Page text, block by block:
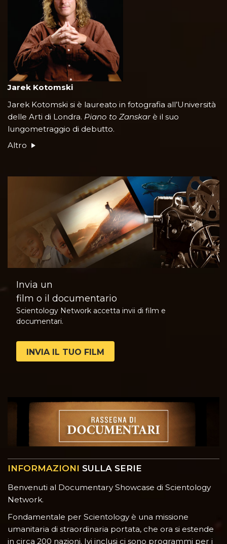
Jarek Kotomski
Jarek Kotomski si è laureato in fotografia all’Università
delle Arti di Londra. Piano to Zanskarè il suo
lungometraggio di debutto.
Altro
Invia un
film o il documentario
Scientology Network accetta invii di film e
documentari.
INVIA IL TUO FILM
INFORMAZIONI SULLA SERIE
Benvenuti al Documentary Showcase di Scientology
Network.
Fondamentale per Scientology è una missione
umanitaria di straordinaria portata, che ora si estende
in circa 200 nazioni. Ivi inclusi ci sono programmi per i